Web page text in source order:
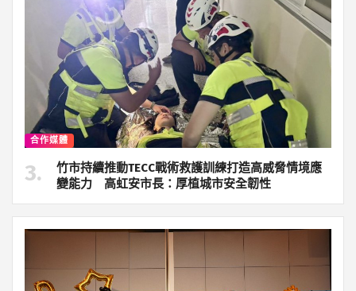
合作媒體
竹市持續推動TECC戰術救護訓練打造高威脅情境應
變能力 高虹安市長：厚植城市安全韌性